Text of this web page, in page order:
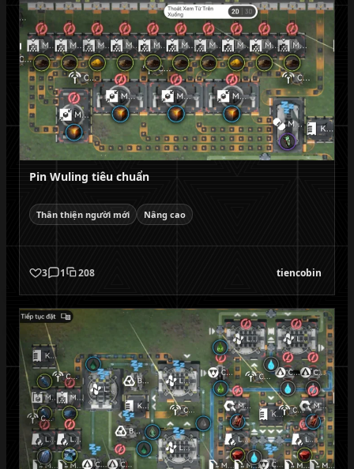
Pin Wuling tiêu chuẩn
Thân thiện người mới Nâng cao
3 1 208 tiencobin